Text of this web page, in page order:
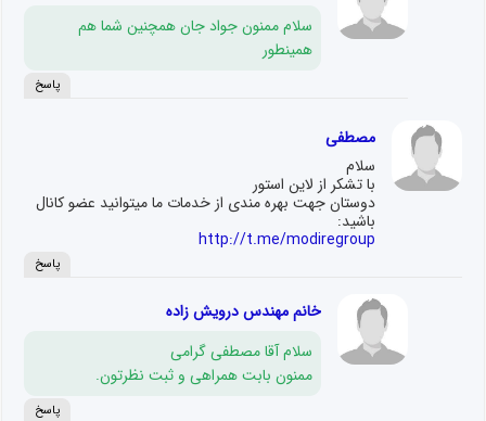
سلام ممنون جواد جان همچنین شما هم
همینطور
پاسخ
مصطفی
سلام
با تشکر از لاین استور
دوستان جهت بهره مندی از خدمات ما میتوانید عضو کانال
باشید:
http://t.me/modiregroup
پاسخ
خانم مهندس درویش زاده
سلام آقا مصطفی گرامی
ممنون بابت همراهی و ثبت نظرتون.
پاسخ